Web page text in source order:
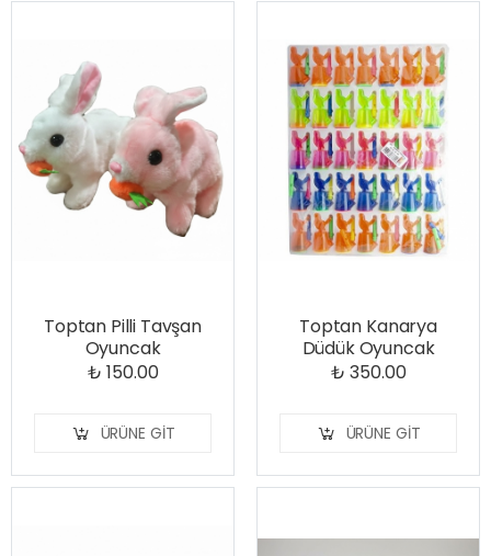
Toptan Pilli Tavşan
Oyuncak
₺ 150.00
ÜRÜNE GIT
Toptan Kanarya
Düdük Oyuncak
₺ 350.00
ÜRÜNE GIT